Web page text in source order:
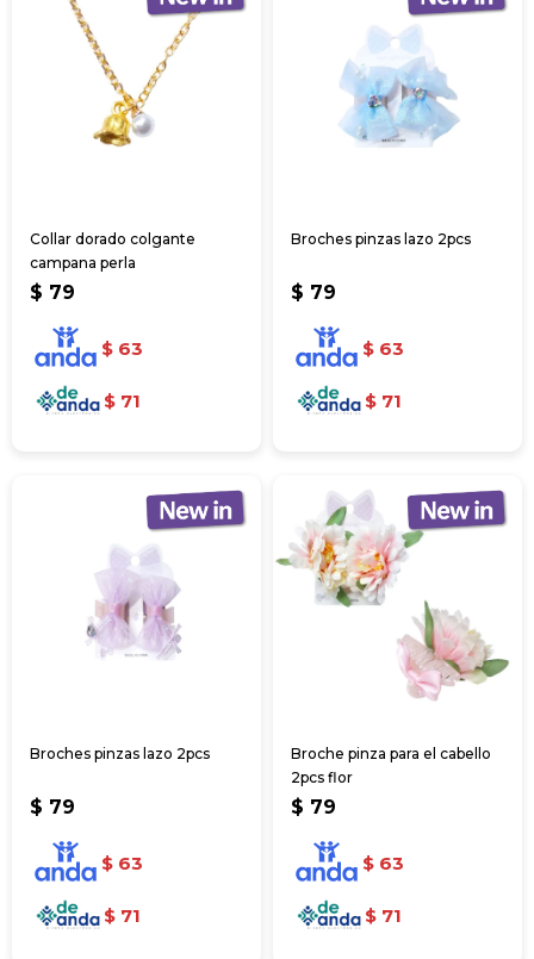
Collar dorado colgante
campana perla
$ 79
$ 63
$ 71
Broches pinzas lazo 2pcs
$ 79
$ 63
$ 71
Broches pinzas lazo 2pcs
$ 79
$ 63
$ 71
Broche pinza para el cabello
2pcs flor
$ 79
$ 63
$ 71